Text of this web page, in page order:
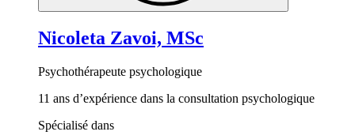
Nicoleta Zavoi, MSc
Psychothérapeute psychologique
11 ans d’expérience dans la consultation psychologique
Spécialisé dans